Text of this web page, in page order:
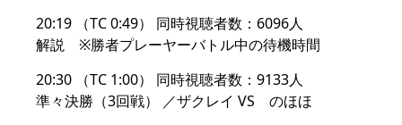
20:19 （TC 0:49） 同時視聴者数：6096人
解説 ※勝者プレーヤーバトル中の待機時間
20:30 （TC 1:00） 同時視聴者数：9133人
準々決勝（3回戦） ／ザクレイ VS のほほ